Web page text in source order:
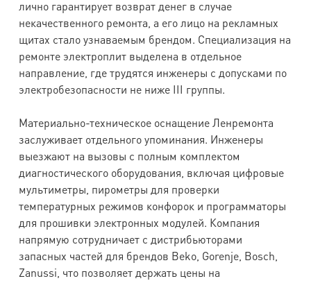
лично гарантирует возврат денег в случае
некачественного ремонта, а его лицо на рекламных
щитах стало узнаваемым брендом. Специализация на
ремонте электроплит выделена в отдельное
направление, где трудятся инженеры с допусками по
электробезопасности не ниже III группы.
Материально-техническое оснащение Ленремонта
заслуживает отдельного упоминания. Инженеры
выезжают на вызовы с полным комплектом
диагностического оборудования, включая цифровые
мультиметры, пирометры для проверки
температурных режимов конфорок и программаторы
для прошивки электронных модулей. Компания
напрямую сотрудничает с дистрибьюторами
запасных частей для брендов Beko, Gorenje, Bosch,
Zanussi, что позволяет держать цены на